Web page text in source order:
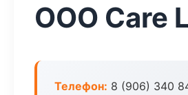
ООО Care
Телефон: 8 (906) 340